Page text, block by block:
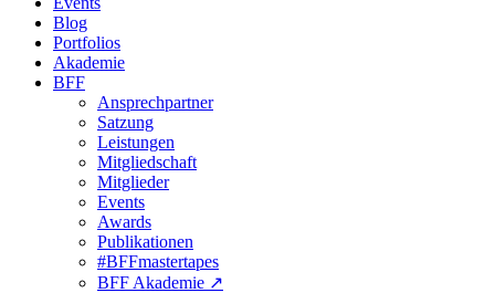
Blog
Portfolios
Akademie
BFF
Ansprechpartner
Satzung
Leistungen
Mitgliedschaft
Mitglieder
Events
Awards
Publikationen
#BFFmastertapes
BFF Akademie ↗︎